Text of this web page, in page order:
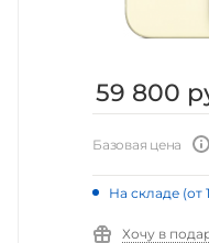
59 800
Базовая цена
На складе (от
Хочу в